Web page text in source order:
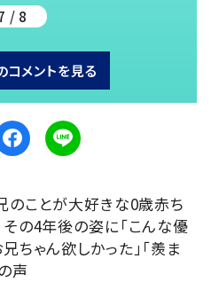
/ 8
コメントを見る
のことが大好きな0歳赤ち
の4年後の姿に「こんな優
ちゃん欲しかった」「羨ま
声